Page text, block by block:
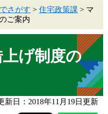
さがす > 住宅政策課 > マ
ご案内
げ制度の
新日：2018年11月19日更新